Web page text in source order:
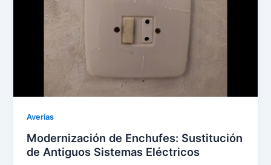
Averías
Modernización de Enchufes: Sustitución
de Antiguos Sistemas Eléctricos